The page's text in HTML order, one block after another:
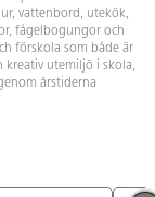
vattenbord, utekök,
fågelbogungor och
förskola som både är
kreativ utemiljö i skola,
årstiderna